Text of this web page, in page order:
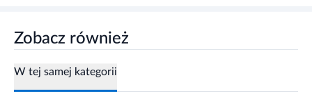
Zobacz również
W tej samej kategorii